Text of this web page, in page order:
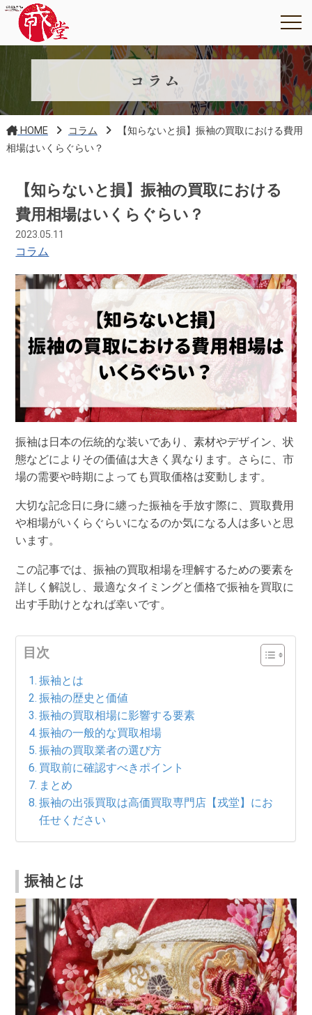
コラム
HOME コラム
【知らないと損】振袖の買取における費用
相場はいくらぐらい？
【知らないと損】振袖の買取における
費用相場はいくらぐらい？
2023.05.11
コラム
振袖は日本の伝統的な装いであり、素材やデザイン、状
態などによりその価値は大きく異なります。さらに、市
場の需要や時期によっても買取価格は変動します。
大切な記念日に身に纏った振袖を手放す際に、買取費用
や相場がいくらぐらいになるのか気になる人は多いと思
います。
この記事では、振袖の買取相場を理解するための要素を
詳しく解説し、最適なタイミングと価格で振袖を買取に
出す手助けとなれば幸いです。
目次
振袖とは
振袖の歴史と価値
振袖の買取相場に影響する要素
振袖の一般的な買取相場
振袖の買取業者の選び方
買取前に確認すべきポイント
まとめ
振袖の出張買取は高価買取専門店【戎堂】にお
任せください
振袖とは